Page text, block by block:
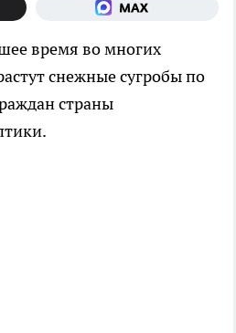
время во многих
снежные сугробы по
страны